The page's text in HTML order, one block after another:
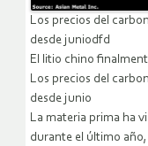
Los precios del
desde juniodfd
El litio chino
Los precios del
desde junio
La materia prima ha
durante el último